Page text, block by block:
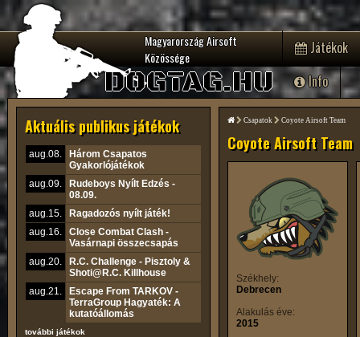
Magyarország Airsoft
Közössége
DOGTAG.HU
Játékok
Info
Aktuális publikus játékok
aug.08.
Három Csapatos
Gyakorlójátékok
aug.09.
Rudeboys Nyílt Edzés -
08.09.
aug.15.
Ragadozós nyílt játék!
aug.16.
Close Combat Clash -
Vasárnapi összecsapás
aug.20.
R.C. Challenge - Pisztoly &
Shoti@R.C. Killhouse
aug.21.
Escape From TARKOV -
TerraGroup Hagyaték: A
kutatóállomás
további játékok
Csapatok Coyote Airsoft Team
Coyote Airsoft Team
Székhely:
Debrecen
Alakulás éve:
2015